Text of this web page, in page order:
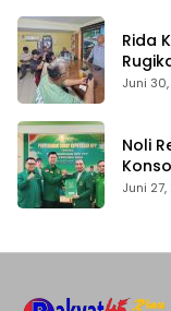
Rida
Juni
Noli
Juni